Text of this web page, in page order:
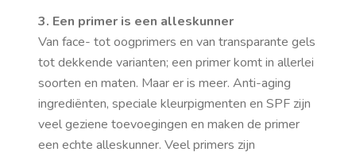
3. Een primer is een alleskunner
Van face- tot oogprimers en van transparante gels
tot dekkende varianten; een primer komt in allerlei
soorten en maten. Maar er is meer. Anti-aging
ingrediënten, speciale kleurpigmenten en SPF zijn
veel geziene toevoegingen en maken de primer
een echte alleskunner. Veel primers zijn